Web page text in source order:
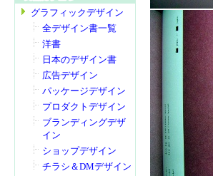
グラフィックデザイン
全デザイン書一覧
洋書
日本のデザイン書
広告デザイン
パッケージデザイン
プロダクトデザイン
ブランディングデザ
イン
ショップデザイン
チラシ＆DMデザイン